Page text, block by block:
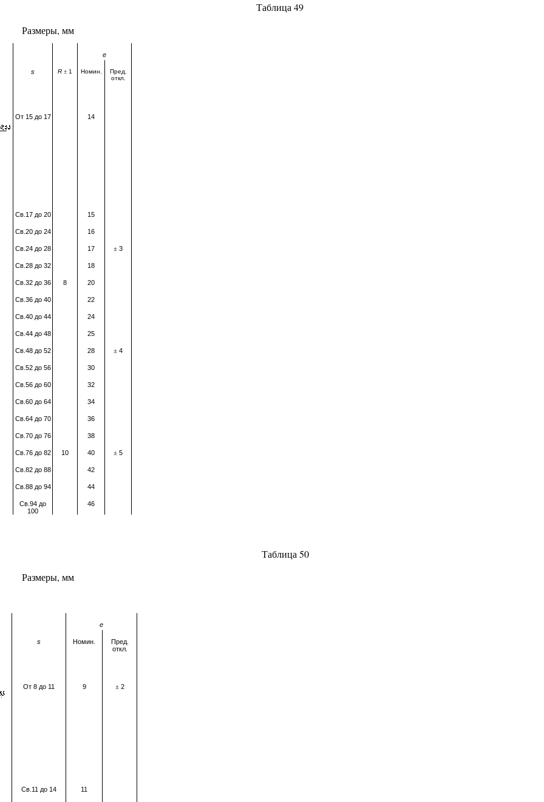
Таблица 49
Размеры, мм
e
s R ± 1 Номин.
Пред.
откл.
От 15 до 17 14
Св.17 до 20 15
Св.20 до 24 16
Св.24 до 28 17 ± 3
Св.28 до 32 18
Св.32 до 36 8 20
Св.36 до 40 22
Св.40 до 44 24
Св.44 до 48 25
Св.48 до 52 28 ± 4
Св.52 до 56 30
Св.56 до 60 32
Св.60 до 64 34
Св.64 до 70 36
Св.70 до 76 38
Св.76 до 82 10 40 ± 5
Св.82 до 88 42
Св.88 до 94 44
Св.94 до
100
46
Таблица 50
Размеры, мм
е
s Номин.
Пред.
откл.
От 8 до 11 9 ± 2
Св.11 до 14 11